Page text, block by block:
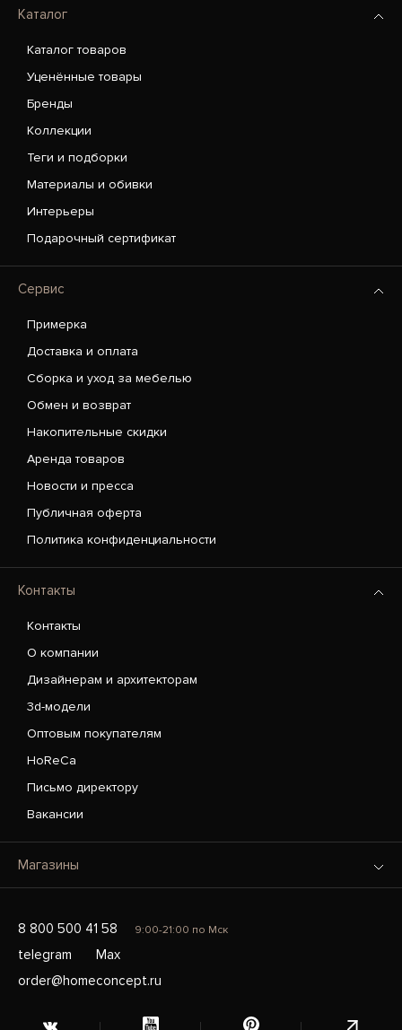
Каталог
Каталог товаров
Уценённые товары
Бренды
Коллекции
Теги и подборки
Материалы и обивки
Интерьеры
Подарочный сертификат
Сервис
Примерка
Доставка и оплата
Сборка и уход за мебелью
Обмен и возврат
Накопительные скидки
Аренда товаров
Новости и пресса
Публичная оферта
Политика конфиденциальности
Контакты
Контакты
О компании
Дизайнерам и архитекторам
3d-модели
Оптовым покупателям
HoReCa
Письмо директору
Вакансии
Магазины
8 800 500 41 58 9:00-21:00 по Мск
telegram
Max
order@homeconcept.ru